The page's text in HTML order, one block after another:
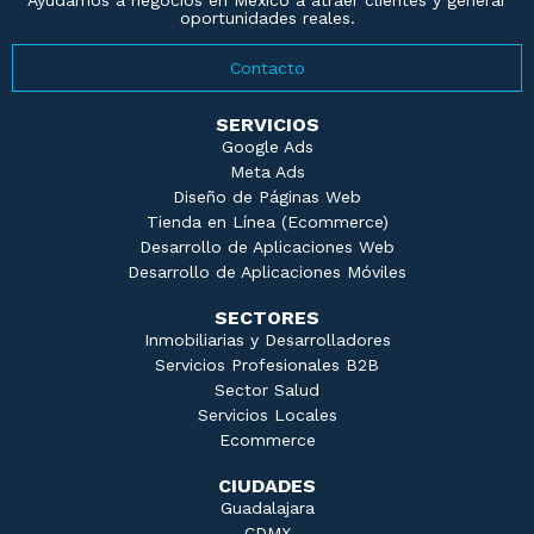
oportunidades reales.
Contacto
SERVICIOS
Google Ads
Meta Ads
Diseño de Páginas Web
Tienda en Línea (Ecommerce)
Desarrollo de Aplicaciones Web
Desarrollo de Aplicaciones Móviles
SECTORES
Inmobiliarias y Desarrolladores
Servicios Profesionales B2B
Sector Salud
Servicios Locales
Ecommerce
CIUDADES
Guadalajara